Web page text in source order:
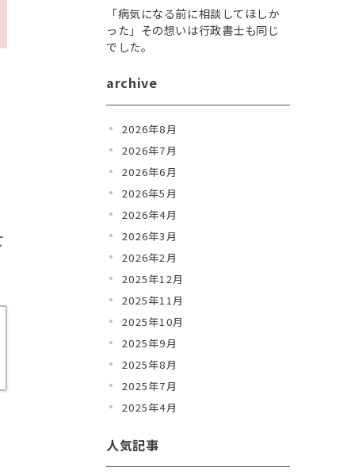
「病気になる前に相談してほしか
った」その想いは行政書士も同じ
でした。
archive
2026年8月
2026年7月
2026年6月
2026年5月
2026年4月
2026年3月
2026年2月
2025年12月
2025年11月
2025年10月
2025年9月
2025年8月
2025年7月
2025年4月
人気記事